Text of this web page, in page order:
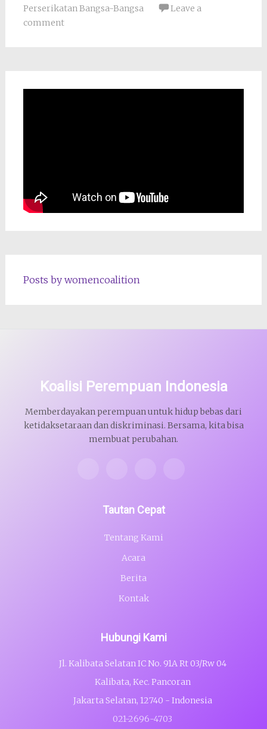
Perserikatan Bangsa-Bangsa
Leave a
comment
Posts by womencoalition
Koalisi Perempuan Indonesia
Memberdayakan perempuan untuk hidup bebas dari
ketidaksetaraan dan diskriminasi. Bersama, kita bisa
membuat perubahan.
Tautan Cepat
Tentang Kami
Acara
Berita
Kontak
Hubungi Kami
Jl. Kalibata Selatan IC No. 91A Rt 03/Rw 04
Kalibata, Kec. Pancoran
Jakarta Selatan, 12740 - Indonesia
021-2696-4703